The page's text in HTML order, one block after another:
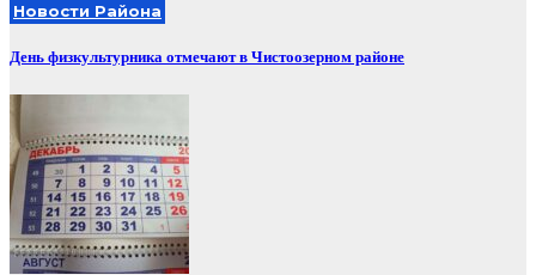
Новости Района
День физкультурника отмечают в Чистоозерном районе